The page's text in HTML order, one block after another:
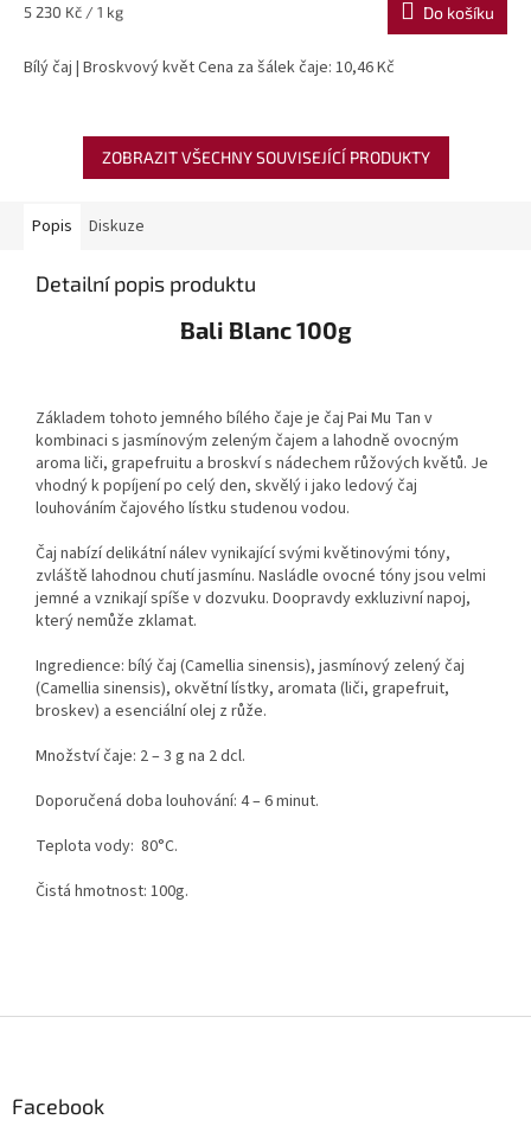
Měrná
5 230 Kč / 1 kg Do košíku
Bílý čaj | Broskvový květ Cena za šálek čaje: 10,46 Kč
ZOBRAZIT VŠECHNY SOUVISEJÍCÍ PRODUKTY
Popis Diskuze
Detailní popis produktu
Bali Blanc 100g
Základem tohoto jemného bílého čaje je čaj Pai Mu Tan v
kombinaci s jasmínovým zeleným čajem a lahodně ovocným
aroma liči, grapefruitu a broskví s nádechem růžových květů. Je
vhodný k popíjení po celý den, skvělý i jako ledový čaj
louhováním čajového lístku studenou vodou.
Čaj nabízí delikátní nálev vynikající svými květinovými tóny,
zvláště lahodnou chutí jasmínu. Nasládle ovocné tóny jsou velmi
jemné a vznikají spíše v dozvuku. Doopravdy exkluzivní napoj,
který nemůže zklamat.
Ingredience: bílý čaj (Camellia sinensis), jasmínový zelený čaj
(Camellia sinensis), okvětní lístky, aromata (liči, grapefruit,
broskev) a esenciální olej z růže.
Množství čaje: 2 – 3 g na 2 dcl.
Doporučená doba louhování: 4 – 6 minut.
Teplota vody: 80°C.
Čistá hmotnost: 100g.
Facebook